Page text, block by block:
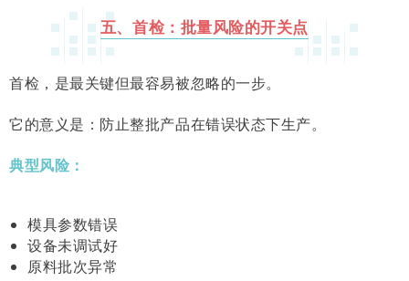
五、首检：批量风险的开关点
首检，是最关键但最容易被忽略的一步。
它的意义是：防止整批产品在错误状态下生产。
典型风险：
模具参数错误
设备未调试好
原料批次异常